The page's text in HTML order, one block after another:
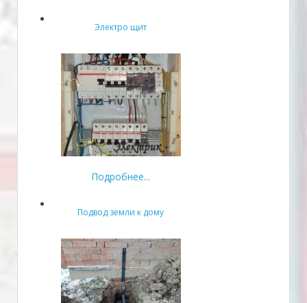
Электро щит
Подробнее...
Подвод земли к дому